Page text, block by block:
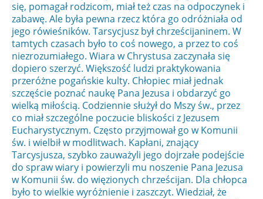
się, pomagał rodzicom, miał też czas na odpoczynek i
zabawę. Ale była pewna rzecz która go odróżniała od
jego rówieśników. Tarsycjusz był chrześcijaninem. W
tamtych czasach było to coś nowego, a przez to coś
niezrozumiałego. Wiara w Chrystusa zaczynała się
dopiero szerzyć. Większość ludzi praktykowania
przeróżne pogańskie kulty. Chłopiec miał jednak
szczęście poznać naukę Pana Jezusa i obdarzyć go
wielką miłością. Codziennie służył do Mszy św., przez
co miał szczególne poczucie bliskości z Jezusem
Eucharystycznym. Często przyjmował go w Komunii
św. i wielbił w modlitwach. Kapłani, znający
Tarcysjusza, szybko zauważyli jego dojrzałe podejście
do spraw wiary i powierzyli mu noszenie Pana Jezusa
w Komunii św. do więzionych chrześcijan. Dla chłopca
było to wielkie wyróżnienie i zaszczyt. Wiedział, że